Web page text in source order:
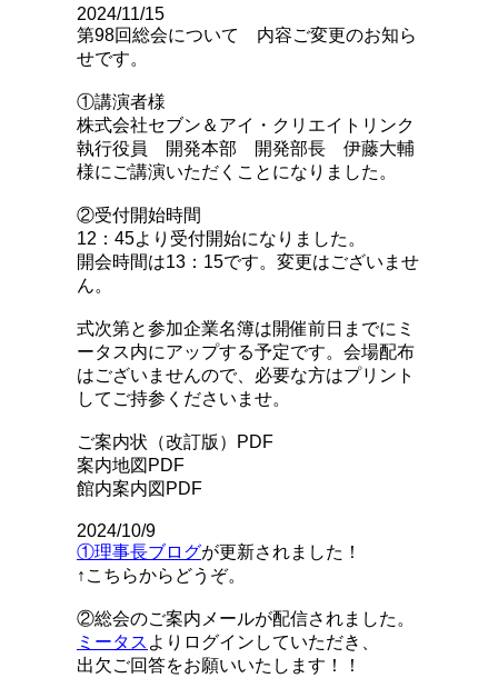
2024/11/15
第98回総会について 内容ご変更のお知ら
せです。
①講演者様
株式会社セブン＆アイ・クリエイトリンク
執行役員 開発本部 開発部長 伊藤大輔
様にご講演いただくことになりました。
②受付開始時間
12：45より受付開始になりました 。
開会時間は13：15です。変更はございませ
ん。
式次第と参加企業名簿は開催前日までにミ
ータス内にアップする予定です。会場配布
はございませんので、必要な方はプリント
してご持参くださいませ。
ご案内状（改訂版）PDF
案内地図PDF
館内案内図PDF
2024/10/9
①理事長ブログが更新されました！
↑こちらからどうぞ。
②総会のご案内メールが配信されました。
ミータス よりログインしていただき、
出欠ご回答をお願いいたします！！